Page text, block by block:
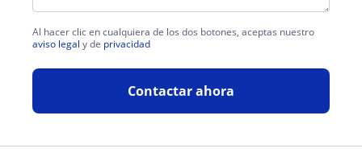
Al hacer clic en cualquiera de los dos botones, aceptas nuestro
aviso legal y de privacidad
Contactar ahora